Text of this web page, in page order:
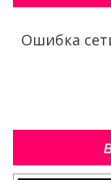
Ошибка